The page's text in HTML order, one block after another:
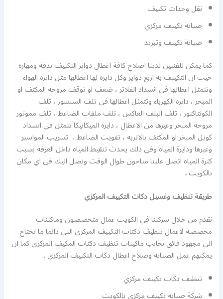
نقل وحدات تكييف
صيانة تكييف مركزي
صيانة تكييف وتبريد
كما يمكن للفنيين لدينا اصلاح كافة اعطال دواير التكييف بدقة ومهاره
حيث ان التكييف به اربع دواير وكل دايره لها اعطالها مثل دايرة الهواء
وتتمثل اعطالها في انسداد الفلاتر ، ضعف او توقف مروحة المكثف او
المبخر ، دايرة الكهرباء وتتمثل اعطالها في تلف السنسور ، تلف
الكونتاكتور ، تلف البلف العاكس ، تلف ملفات الضاغط ، تلف مموتور
مروحة المبخر وغيرها من الاعطال ، دايرة الميكانيكا تتمثل في انسداد
كويل المبخر او المكثف بالاتربه ، تفويت الضاغط ، تسريب المواسير
وغيرها ودايرة المياه وفي ذلك يحدث تنقيط المياه داخل الغرفة بسبب
كثرة المياه اتصل علينا متاحون طوال الوقت ونصل اليك في اي مكان
بالكويت.
طريقة تنظيف وغسيل دكات التكييف المركزي
نقدم من خلال شركتنا في الكويت عمال متخصصون وماكينات
مخصصة لاعمال تنظيف دكتات التكييف المركزي التي دائما ما تحتاج
الي مجهود فائق بجانب ماكينات تنظيف دكتات المكيف المركزي كما ان
يمكنهم عمل الصيانة وصلاح اعطال دكات التكييف المركزي .
تنظيف دكات تكييف مركزي
شركة صيانة تكييف مركزي بالكويت